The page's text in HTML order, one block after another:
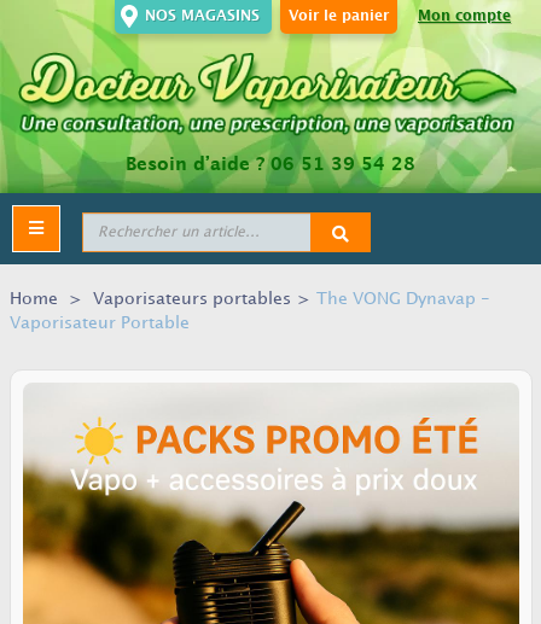
Mon compte
Voir le panier
NOS MAGASINS
Besoin d’aide ?06 51 39 54 28
Toggle
navigation
Home > Vaporisateurs portables > The VONG Dynavap -
Vaporisateur Portable